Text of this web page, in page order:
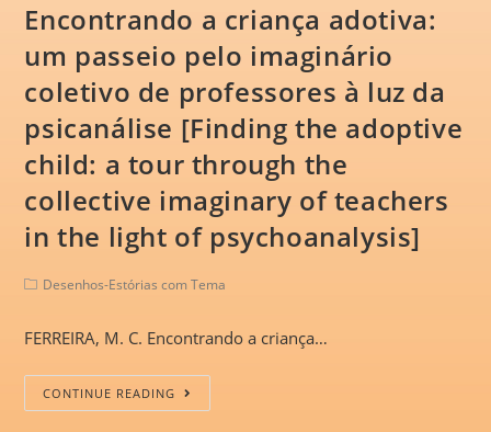
Encontrando a criança adotiva:
um passeio pelo imaginário
coletivo de professores à luz da
psicanálise [Finding the adoptive
child: a tour through the
collective imaginary of teachers
in the light of psychoanalysis]
Desenhos-Estórias com Tema
FERREIRA, M. C. Encontrando a criança…
CONTINUE READING